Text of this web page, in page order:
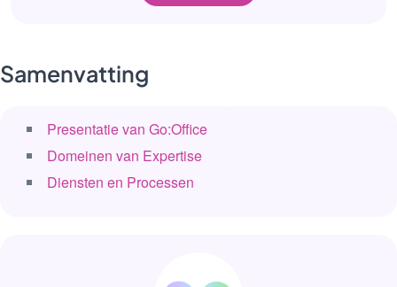
Samenvatting
Presentatie van Go:Office
Domeinen van Expertise
Diensten en Processen